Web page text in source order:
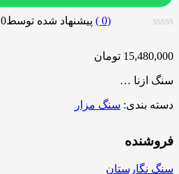
‏‫(
0
) پیشنهاد شده توسط0
15,480,000 تومان
​​​​سنگ ازنا …
دسته بندی: سنگ مزار
فروشنده
سنگ نگارستان